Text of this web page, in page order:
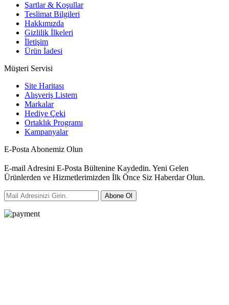
Şartlar & Koşullar
Teslimat Bilgileri
Hakkımızda
Gizlilik İlkeleri
İletişim
Ürün İadesi
Müşteri Servisi
Site Haritası
Alışveriş Listem
Markalar
Hediye Çeki
Ortaklık Programı
Kampanyalar
E-Posta Abonemiz Olun
E-mail Adresini E-Posta Bültenine Kaydedin. Yeni Gelen
Ürünlerden ve Hizmetlerimizden İlk Önce Siz Haberdar Olun.
Abone Ol